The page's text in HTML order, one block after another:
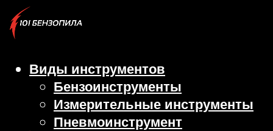
Виды инструментов
Бензоинструменты
Измерительные инструменты
Пневмоинструмент